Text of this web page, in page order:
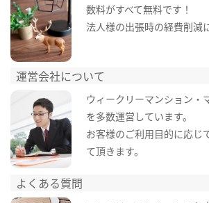
数料がすべて無料です！
法人様の出張時の経費削減
運営会社について
ウィークリーマンション・
を多数運営しています。
お客様のご利用目的に応じ
て頂きます。
よくある質問